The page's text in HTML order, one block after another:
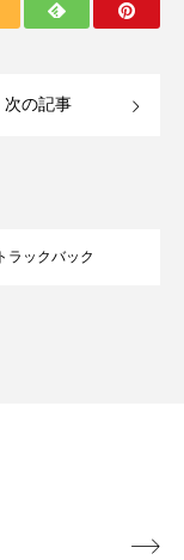
次の記事
ラックバック
